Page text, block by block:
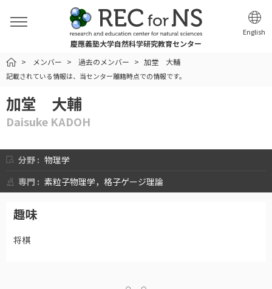
慶應義塾大学自然科学研究教育センター
English
HOMEメンバー 過去のメンバー 加堂 大輔
記載されている情報は、当センター離籍時点での情報です。
加堂 大輔
Daisuke KADOH
分野 : 物理学
専門 : 素粒子物理学，格子ゲージ理論
趣味
将棋